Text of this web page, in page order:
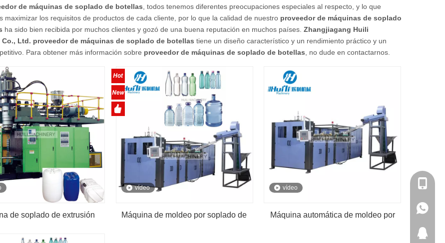
de máquinas de soplado de botellas , todos tenemos diferentes preocupaciones especiales al respecto, y lo que
maximizar los requisitos de productos de cada cliente, por lo que la calidad de nuestro proveedor de máquinas de soplado
ha sido bien recibida por muchos clientes y gozó de una buena reputación en muchos países. Zhangjiagang Huili
Co., Ltd. proveedor de máquinas de soplado de botellas tiene un diseño característico y un rendimiento práctico y un
Para obtener más información sobre proveedor de máquinas de soplado de botellas , no dude en contactarnos.
de soplado de extrusión
vídeo
Máquina de moldeo por soplado de
vídeo
Máquina automática de moldeo por
+86-
+86-